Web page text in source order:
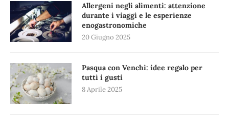
Allergeni negli alimenti: attenzione
durante i viaggi e le esperienze
enogastronomiche
20 Giugno 2025
Pasqua con Venchi: idee regalo per
tutti i gusti
8 Aprile 2025